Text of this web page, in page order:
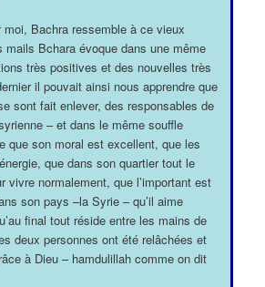
Bachra ressemble à ce vieux
mails Bchara évoque dans une même
très positives et des nouvelles très
il pouvait ainsi nous apprendre que
sont fait enlever, des responsables de
– et dans le même souffle
que son moral est excellent, que les
que dans son quartier tout le
vivre normalement, que l’important est
son pays –la Syrie – qu’il aime
final tout réside entre les mains de
deux personnes ont été relâchées et
à Dieu – hamdulillah comme on dit